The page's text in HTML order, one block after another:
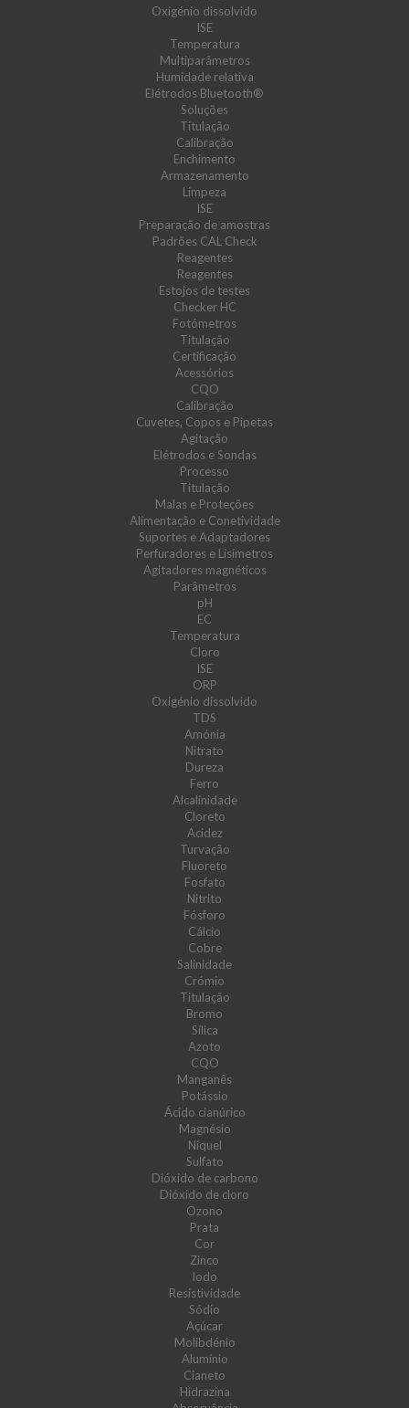
Oxigénio dissolvido
ISE
Temperatura
Multiparâmetros
Humidade relativa
Elétrodos Bluetooth®
Soluções
Titulação
Calibração
Enchimento
Armazenamento
Limpeza
ISE
Preparação de amostras
Padrões CAL Check
Reagentes
Reagentes
Estojos de testes
Checker HC
Fotómetros
Titulação
Certificação
Acessórios
CQO
Calibração
Cuvetes, Copos e Pipetas
Agitação
Elétrodos e Sondas
Processo
Titulação
Malas e Proteções
Alimentação e Conetividade
Suportes e Adaptadores
Perfuradores e Lisímetros
Agitadores magnéticos
Parâmetros
pH
EC
Temperatura
Cloro
ISE
ORP
Oxigénio dissolvido
TDS
Amónia
Nitrato
Dureza
Ferro
Alcalinidade
Cloreto
Acidez
Turvação
Fluoreto
Fosfato
Nitrito
Fósforo
Cálcio
Cobre
Salinidade
Crómio
Titulação
Bromo
Sílica
Azoto
CQO
Manganês
Potássio
Ácido cianúrico
Magnésio
Níquel
Sulfato
Dióxido de carbono
Dióxido de cloro
Ozono
Prata
Cor
Zinco
Iodo
Resistividade
Sódio
Açúcar
Molibdénio
Alumínio
Cianeto
Hidrazina